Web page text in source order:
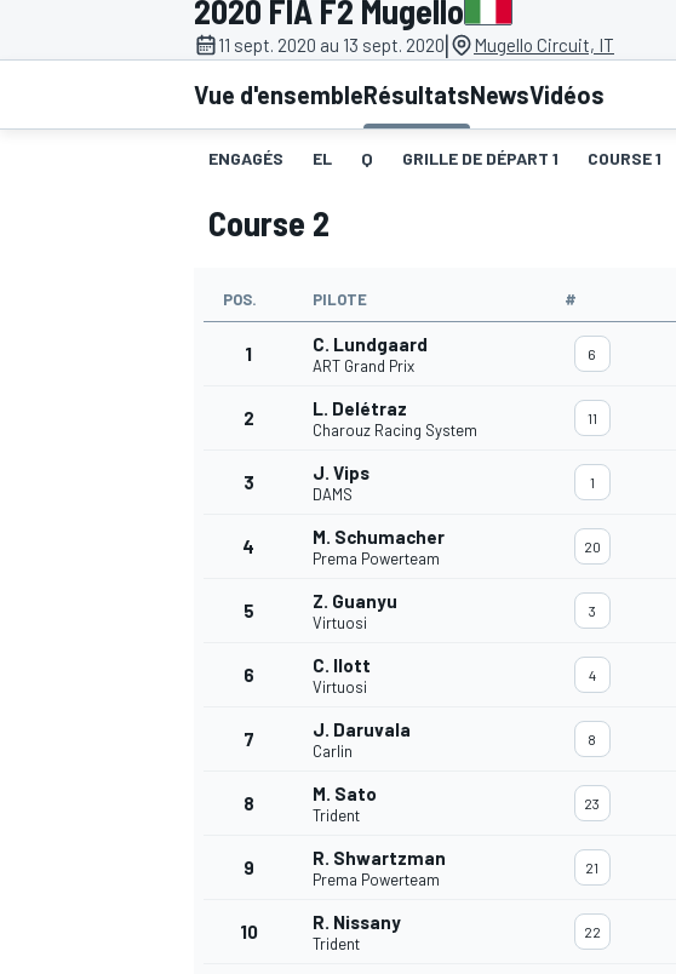
2020 FIA F2 Mugello
11 sept. 2020 au 13 sept. 2020| Mugello Circuit, IT
Vue d'ensembleRésultatsNewsVidéos
ENGAGÉS EL Q GRILLE DE DÉPART 1 COURSE 1
Course 2
POS. PILOTE #
1 C. Lundgaard
ART Grand Prix
6
2 L. Delétraz
Charouz Racing System
11
3 J. Vips
DAMS
1
4 M. Schumacher
Prema Powerteam
20
5 Z. Guanyu
Virtuosi
3
6 C. Ilott
Virtuosi
4
7 J. Daruvala
Carlin
8
8 M. Sato
Trident
23
9 R. Shwartzman
Prema Powerteam
21
10 R. Nissany
Trident
22